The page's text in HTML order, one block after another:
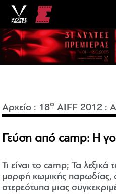
Αρχείο : 18o AIFF 2012 :
Γεύση από camp: H
Τι είναι το camp; Τα
μορφή κωμικής παρωδίας,
στερεότυπα μιας